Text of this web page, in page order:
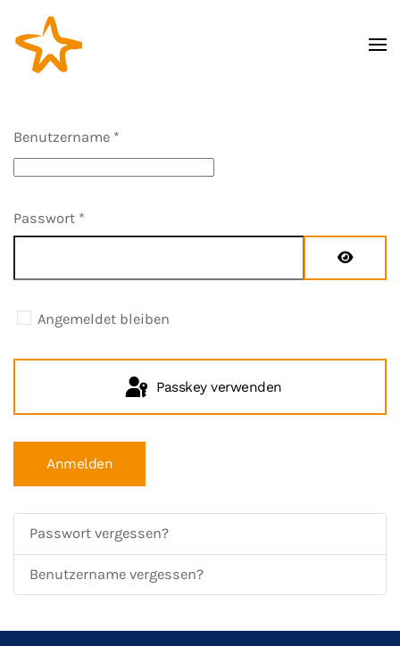
Zum Hauptinhalt springen
Benutzername *
Passwort *
Angemeldet bleiben
Passkey verwenden
Anmelden
Passwort vergessen?
Benutzername vergessen?